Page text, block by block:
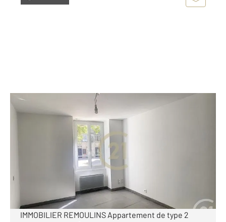
2 , 2 pièces
Appartement F2 à louer
485 €
par mois charges comprises
A LOUER DANS VOTRE AGENCE CENTURY21 BEVEN
IMMOBILIER REMOULINS Appartement de type 2